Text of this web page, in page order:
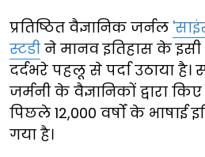
प्रतिष्ठित वैज्ञानिक जर्नल
स्टडी ने मानव इतिहास के
दर्दभरे पहलू से पर्दा उठाया
जर्मनी के वैज्ञानिकों द्वारा
पिछले 12,000 वर्षों के भाषाई
गया है।